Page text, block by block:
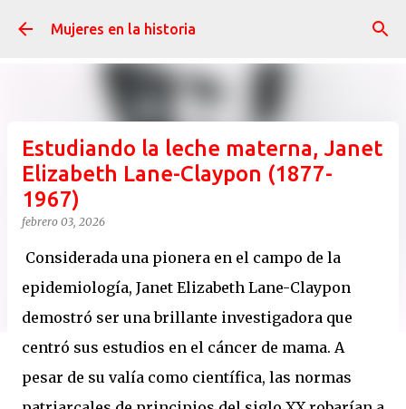
Ir al contenido principal
Mujeres en la historia
Estudiando la leche materna, Janet
Elizabeth Lane-Claypon (1877-
1967)
febrero 03, 2026
Considerada una pionera en el campo de la
epidemiología, Janet Elizabeth Lane-Claypon
demostró ser una brillante investigadora que
centró sus estudios en el cáncer de mama. A
pesar de su valía como científica, las normas